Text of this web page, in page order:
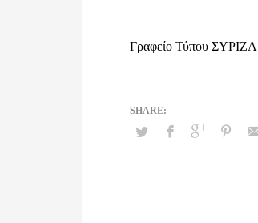
Γραφείο Τύπου ΣΥΡΙΖΑ